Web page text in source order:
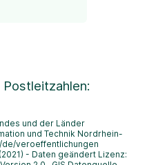
und der Länder
und Technik Nordrhein-
veroeffentlichungen
- Daten geändert Lizenz: